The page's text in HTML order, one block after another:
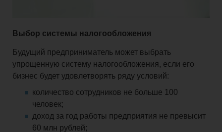
Выбор системы налогообложения
Будущий предприниматель может выбрать
упрощенную систему налогообложения, если его
бизнес будет удовлетворять ряду условий:
количество сотрудников не больше 100
человек;
доход за год работы предприятия не превысит
60 млн рублей;